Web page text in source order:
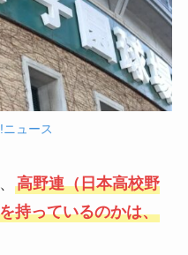
ュース
高野連（日本高校野
持っているのかは、